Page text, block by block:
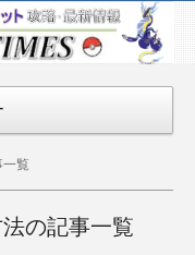
覧
の記事一覧